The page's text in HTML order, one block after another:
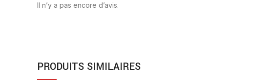
Il n’y a pas encore d’avis.
PRODUITS SIMILAIRES